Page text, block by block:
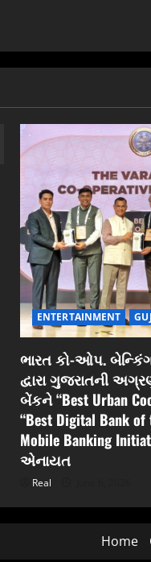
ENTERTAINMENT
ભારત કો-ઓપ.
દ્વારા ગુજરાતની
બેંકને “Best Urban
“Best Digital Bank of
Mobile Banking
એનાયત
Real
Home